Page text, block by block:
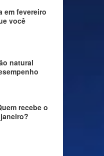
em fevereiro
você
natural
recebe o